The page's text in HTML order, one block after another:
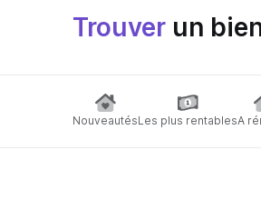
Trouver un
NouveautésLes plus rentablesA